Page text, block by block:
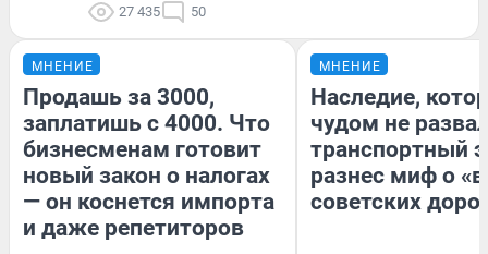
27 435 50
МНЕНИЕ
Продашь за 3000,
заплатишь с 4000. Что
бизнесменам готовит
новый закон о налогах
— он коснется импорта
и даже репетиторов
МНЕНИЕ
Наследие,
чудом не
транспортный
разнес миф о
советских